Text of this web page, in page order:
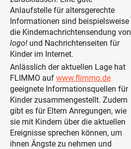
Anlaufstelle für altersgerechte
Informationen sind beispielsweise
die Kindernachrichtensendung von
logo! und Nachrichtenseiten für
Kinder im Internet.
Anlässlich der aktuellen Lage hat
FLIMMO auf www.flimmo.de
geeignete Informationsquellen für
Kinder zusammengestellt. Zudem
gibt es für Eltern Anregungen, wie
sie mit Kindern über die aktuellen
Ereignisse sprechen können, um
ihnen Ängste zu nehmen und